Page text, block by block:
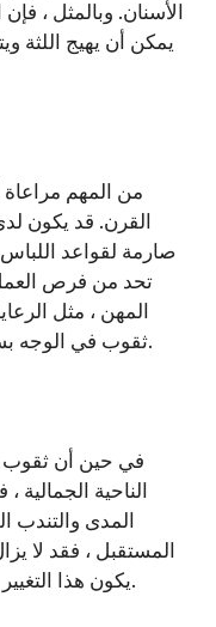
الأسنان. وبالمثل ،
يمكن أن يهيج اللثة
من المهم مراعاة
القرن. قد يكون
صارمة لقواعد
تحد من فرص
المهن ، مثل
ثقوب في الوجه بسبب مخاوف تتعلق بالنظافة والسلامة.
في حين أن ثقوب
الناحية
المدى والتندب
المستقبل ، فقد لا
يكون هذا التغيير الدائم في مظهر الجلد مرغوبًا للجميع.